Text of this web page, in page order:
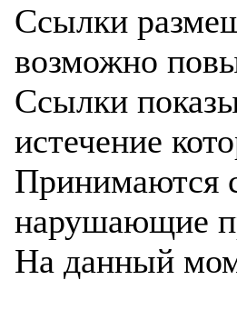
Ссылки
возможно
Ссылки
истечение
Принимаются
нарушающие
На данный